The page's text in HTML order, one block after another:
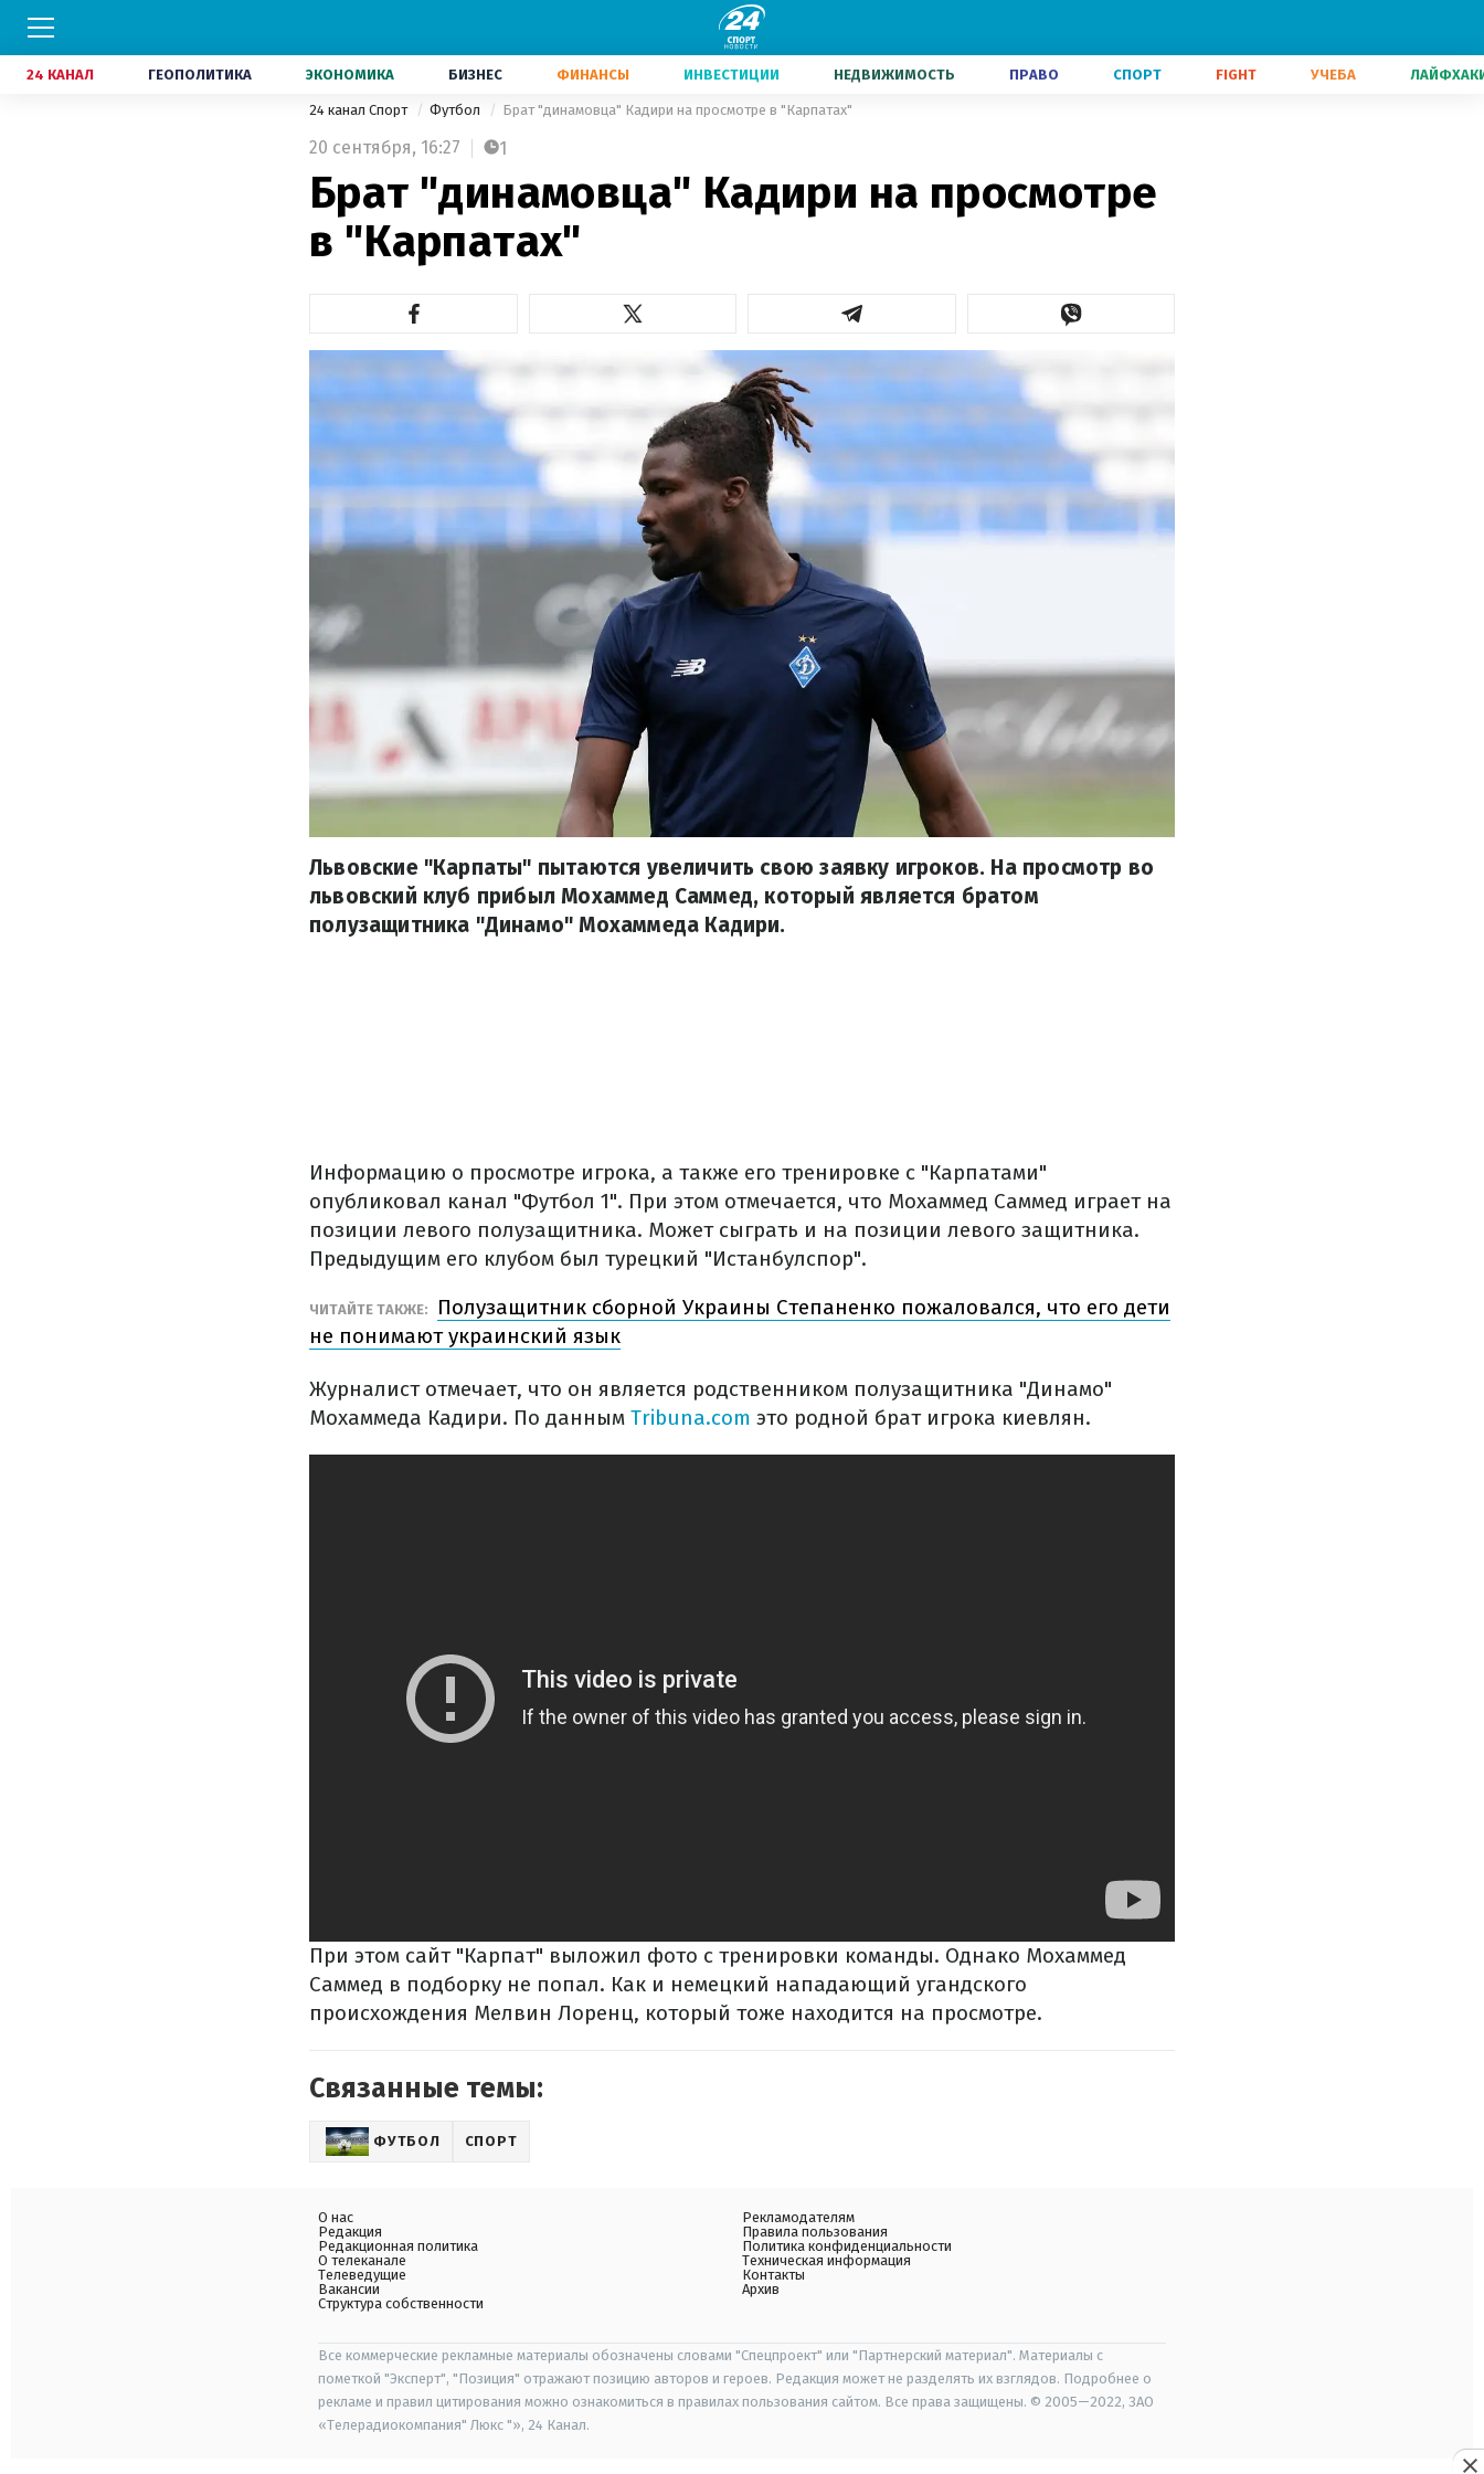
24 КАНАЛ ГЕОПОЛИТИКА ЭКОНОМИКА БИЗНЕС ФИНАНСЫ ИНВЕСТИЦИИ НЕДВИЖИМОСТЬ ПРАВО СПОРТ FIGHT УЧЕБА
24 канал Спорт Футбол Брат "динамовца" Кадири на просмотре в "Карпатах"
20 сентября, 16:27 1
Брат "динамовца" Кадири на просмотре
в "Карпатах"
Львовские "Карпаты" пытаются увеличить свою заявку игроков. На просмотр во
львовский клуб прибыл Мохаммед Саммед, который является братом
полузащитника "Динамо" Мохаммеда Кадири.
Информацию о просмотре игрока, а также его тренировке с "Карпатами"
опубликовал канал "Футбол 1". При этом отмечается, что Мохаммед Саммед играет на
позиции левого полузащитника. Может сыграть и на позиции левого защитника.
Предыдущим его клубом был турецкий "Истанбулспор".
ЧИТАЙТЕ ТАКЖЕ:
Полузащитник сборной Украины Степаненко пожаловался, что его дети
не понимают украинский язык
Журналист отмечает, что он является родственником полузащитника "Динамо"
Мохаммеда Кадири. По данным Tribuna.com это родной брат игрока киевлян.
При этом сайт "Карпат" выложил фото с тренировки команды. Однако Мохаммед
Саммед в подборку не попал. Как и немецкий нападающий угандского
происхождения Мелвин Лоренц, который тоже находится на просмотре.
Связанные темы:
ФУТБОЛ СПОРТ
О нас
Редакция
Редакционная политика
О телеканале
Телеведущие
Вакансии
Структура собственности
Рекламодателям
Правила пользования
Политика конфиденциальности
Техническая информация
Контакты
Архив
Все коммерческие рекламные материалы обозначены словами "Спецпроект" или "Партнерский материал". Материалы с
пометкой "Эксперт", "Позиция" отражают позицию авторов и героев. Редакция может не разделять их взглядов. Подробнее о
рекламе и правил цитирования можно ознакомиться в правилах пользования сайтом. Все права защищены. © 2005—2022, ЗАО
«Телерадиокомпания" Люкс "», 24 Канал.